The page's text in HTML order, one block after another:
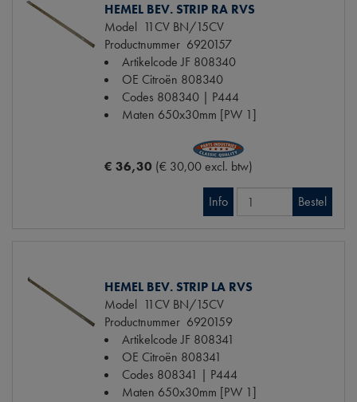
HEMEL BEV. STRIP RA RVS
Model 11CV BN/15CV
Productnummer 6920157
Artikelcode JF 808340
OE Citroën 808340
Codes 808340 | P444
Maten 650x30mm [PW 1]
€ 36,30 (€ 30,00 excl. btw)
Info Bestel
HEMEL BEV. STRIP LA RVS
Model 11CV BN/15CV
Productnummer 6920159
Artikelcode JF 808341
OE Citroën 808341
Codes 808341 | P444
Maten 650x30mm [PW 1]